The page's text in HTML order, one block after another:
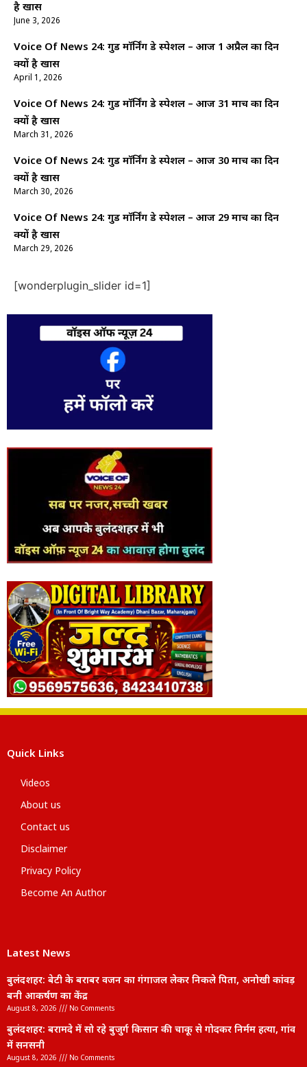
है खास
June 3, 2026
Voice Of News 24: गुड माॅर्निंग डे स्पेशल – आज 1 अप्रैल का दिन
क्यों है खास
April 1, 2026
Voice Of News 24: गुड माॅर्निंग डे स्पेशल – आज 31 मार्च का दिन
क्यों है खास
March 31, 2026
Voice Of News 24: गुड माॅर्निंग डे स्पेशल – आज 30 मार्च का दिन
क्यों है खास
March 30, 2026
Voice Of News 24: गुड माॅर्निंग डे स्पेशल – आज 29 मार्च का दिन
क्यों है खास
March 29, 2026
[wonderplugin_slider id=1]
Quick Links
Videos
About us
Contact us
Disclaimer
Privacy Policy
Become An Author
Latest News
बुलंदशहर: बेटी के बराबर वजन का गंगाजल लेकर निकले पिता, अनोखी कांवड़
बनी आकर्षण का केंद्र
August 8, 2026 No Comments
बुलंदशहर: बरामदे में सो रहे बुजुर्ग किसान की चाकू से गोदकर निर्मम हत्या, गांव
में सनसनी
August 8, 2026 No Comments